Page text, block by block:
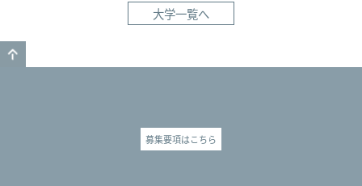
大学一覧へ
募集要項はこちら